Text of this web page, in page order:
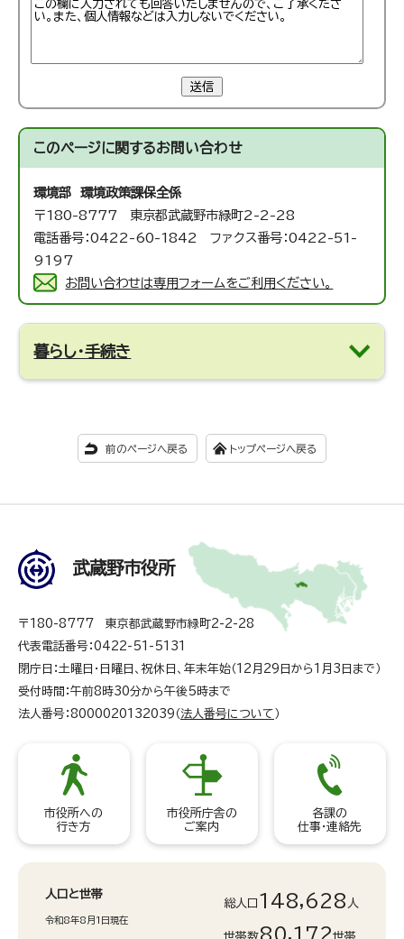
送信
このページに関するお問い合わせ
環境部 環境政策課保全係
〒180-8777 東京都武蔵野市緑町2-2-28
電話番号：0422-60-1842 ファクス番号：0422-51-
9197
お問い合わせは専用フォームをご利用ください。
暮らし・手続き
前のページへ戻る トップページへ戻る
武蔵野市役所
〒180-8777 東京都武蔵野市緑町2-2-28
代表電話番号：0422-51-5131
閉庁日：土曜日・日曜日、祝休日、年末年始（12月29日から1月3日まで）
受付時間：午前8時30分から午後5時まで
法人番号：8000020132039（ 法人番号について ）
市役所への
行き方
市役所庁舎の
ご案内
各課の
仕事・連絡先
人口と世帯
令和8年8月1日現在
総人口 148,628 人
80,172